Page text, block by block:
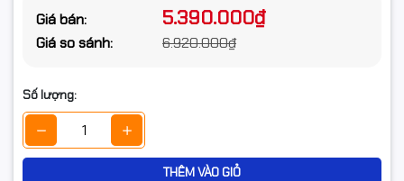
Giá bán: 5.390.000₫
Giá so sánh: 6.920.000₫
Số lượng:
THÊM VÀO GIỎ